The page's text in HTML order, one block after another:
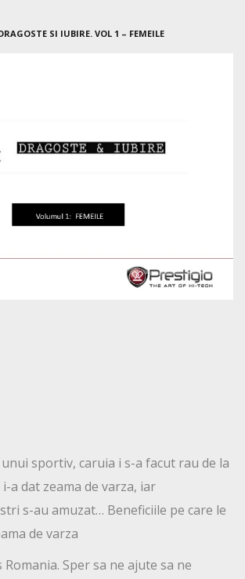
SI IUBIRE. VOL 1 – FEMEILE
sportiv, caruia i s-a facut rau de la
a dat zeama de varza, iar
s-au amuzat… Beneficiile pe care le
de varza
Romania. Sper sa ne ajute sa ne